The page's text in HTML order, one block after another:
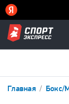
Главная